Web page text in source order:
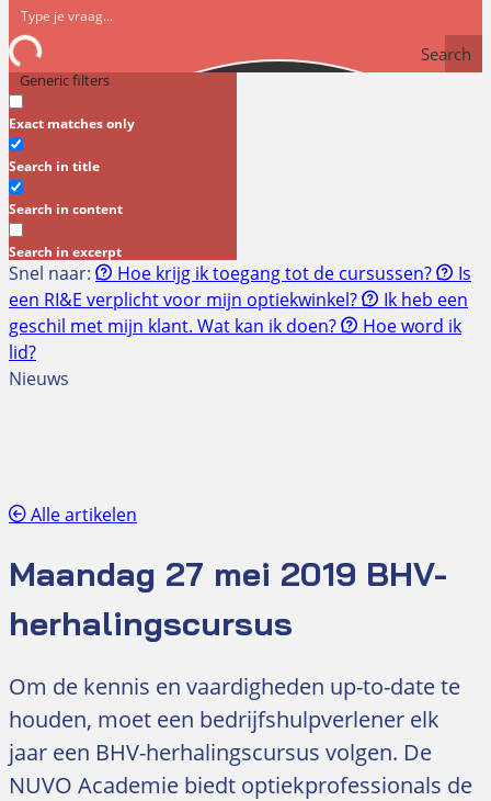
Search
Generic filters
Exact matches only
Search in title
Search in content
Search in excerpt
Snel naar: Hoe krijg ik toegang tot de cursussen?
Is
een RI&E verplicht voor mijn optiekwinkel?
Ik heb een
geschil met mijn klant. Wat kan ik doen?
Hoe word ik
lid?
Nieuws
Alle artikelen
Maandag 27 mei 2019 BHV-
herhalingscursus
Om de kennis en vaardigheden up-to-date te
houden, moet een bedrijfshulpverlener elk
jaar een BHV-herhalingscursus volgen. De
NUVO Academie biedt optiekprofessionals de